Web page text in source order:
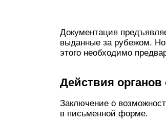
Документация
выданные за рубежом.
этого необходимо
Действия органов
Заключение о
в письменной форме.